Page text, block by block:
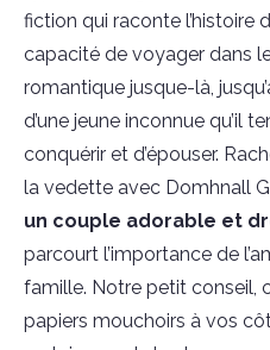
fiction qui raconte l’histoire
capacité de voyager dans
romantique jusque-là,
d’une jeune inconnue qu’il
conquérir et d’épouser.
la vedette avec Domhnall
un couple adorable et
parcourt l’importance de
famille. Notre petit conseil,
papiers mouchoirs à vos